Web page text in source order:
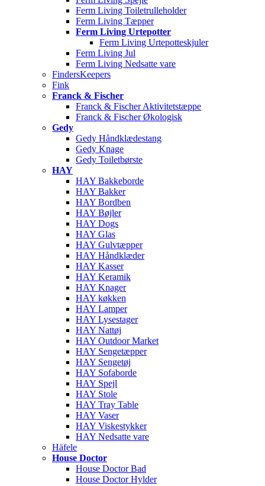
Ferm Living Toiletrulleholder
Ferm Living Tæpper
Ferm Living Urtepotter
Ferm Living Urtepotteskjuler
Ferm Living Jul
Ferm Living Nedsatte vare
FindersKeepers
Fink
Franck & Fischer
Franck & Fischer Aktivitetstæppe
Franck & Fischer Økologisk
Gedy
Gedy Håndklædestang
Gedy Knage
Gedy Toiletbørste
HAY
HAY Bakkeborde
HAY Bakker
HAY Bordben
HAY Bøjler
HAY Dogs
HAY Glas
HAY Gulvtæpper
HAY Håndklæder
HAY Kasser
HAY Keramik
HAY Knager
HAY køkken
HAY Lamper
HAY Lysestager
HAY Nattøj
HAY Outdoor Market
HAY Sengetæpper
HAY Sengetøj
HAY Sofaborde
HAY Spejl
HAY Stole
HAY Tray Table
HAY Vaser
HAY Viskestykker
HAY Nedsatte vare
Häfele
House Doctor
House Doctor Bad
House Doctor Hylder